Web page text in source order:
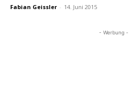
Fabian Geissler - 14. Juni 2015
- Werbung -